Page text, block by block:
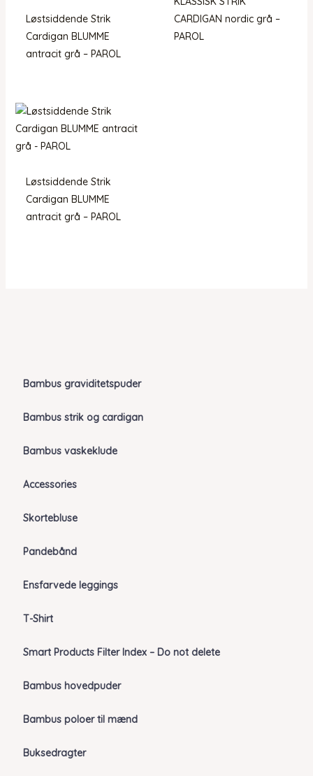
Bambus graviditetspuder
Bambus strik og cardigan
Bambus vaskeklude
Accessories
Skortebluse
Pandebånd
Ensfarvede leggings
T-Shirt
Smart Products Filter Index – Do not delete
Bambus hovedpuder
Bambus poloer til mænd
Buksedragter
Løstsiddende Strik
Cardigan BLUMME
antracit grå – PAROL
CARDIGAN nordic grå –
PAROL
Løstsiddende Strik
Cardigan BLUMME
antracit grå – PAROL